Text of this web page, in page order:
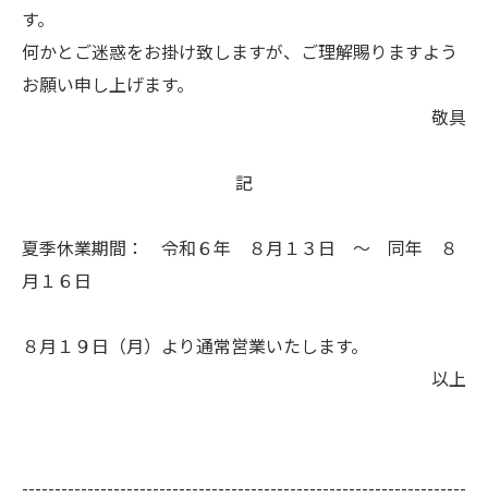
す。
何かとご迷惑をお掛け致しますが、ご理解賜りますよう
お願い申し上げます。
敬具
記
夏季休業期間： 令和６年 ８月１３日 ～ 同年 ８
月１６日
８月１９日（月）より通常営業いたします。
以上
--------------------------------------------------------------------